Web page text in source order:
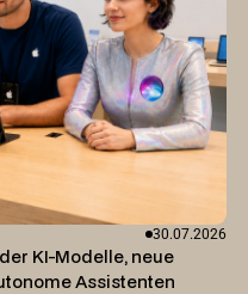
30.07.2026
KI-Modelle, neue
Assistenten